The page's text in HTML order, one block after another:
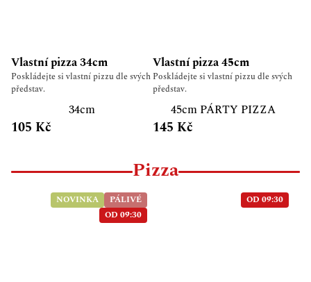
Vlastní pizza 34cm
Poskládejte si vlastní pizzu dle svých
představ.
34cm
105 Kč
Vlastní pizza 45cm
Poskládejte si vlastní pizzu dle svých
představ.
45cm PÁRTY PIZZA
145 Kč
Pizza
NOVINKA
PÁLIVÉ
OD 09:30
OD 09:30